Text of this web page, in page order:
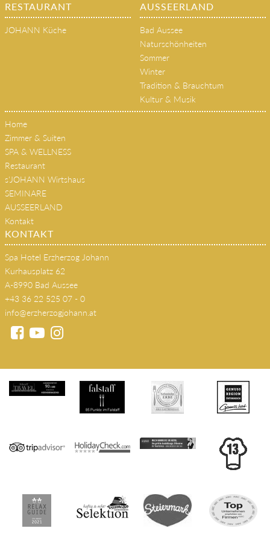
RESTAURANT
JOHANN Küche
AUSSEERLAND
Bad Aussee
Naturschönheiten
Sommer
Winter
Tradition & Brauchtum
Kultur & Musik
Home
Zimmer & Suiten
SPA & WELLNESS
Restaurant
s'JOHANN Wirtshaus
SEMINARE
AUSSEERLAND
Kontakt
KONTAKT
Spa Hotel Erzherzog Johann
Kurhausplatz 62
A-8990 Bad Aussee
+43 36 22 525 07 - 0
info@erzherzogjohann.at